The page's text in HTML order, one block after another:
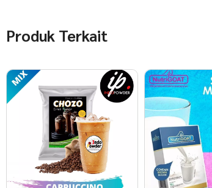
Produk Terkait